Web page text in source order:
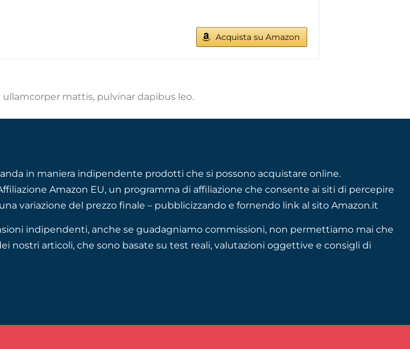
Acquista su Amazon
mattis, pulvinar dapibus leo.
in maniera indipendente prodotti che si possono acquistare online.
Amazon EU, un programma di affiliazione che consente ai siti di percepire
variazione del prezzo finale – pubblicizzando e fornendo link al sito Amazon.it
indipendenti, anche se guadagniamo commissioni, non permettiamo mai che
nostri articoli, che sono basate su test reali, valutazioni oggettive e consigli di